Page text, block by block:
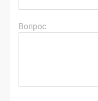
Вопрос